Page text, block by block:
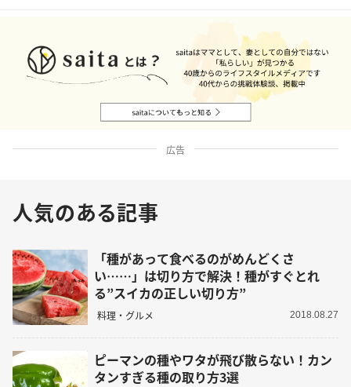
広告
人気のある記事
「種があって食べるのがめんどくさ
い……」は切り方で解決！種がすぐとれ
る”スイカの正しい切り方”
料理・グルメ 2018.08.27
ピーマンの種やワタが飛び散らない！カン
タンすぎる種の取り方3選